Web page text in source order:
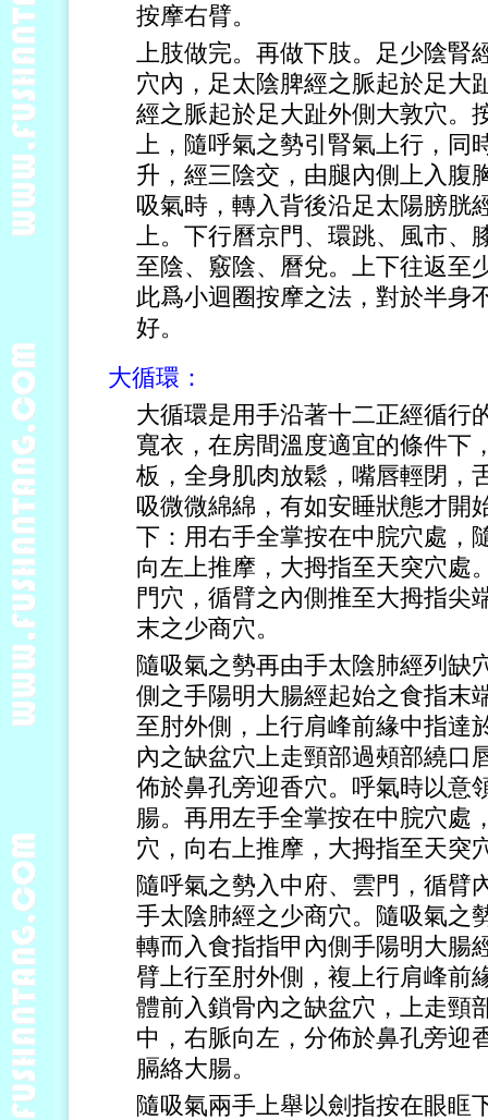
按摩右臂。
上肢做完。再做下肢。足少陰腎
穴內，足太陰脾經之脈起於足大
經之脈起於足大趾外側大敦穴。
上，隨呼氣之勢引腎氣上行，同
升，經三陰交，由腿內側上入腹
吸氣時，轉入背後沿足太陽膀胱
上。下行曆京門、環跳、風市、
至陰、竅陰、曆兌。上下往返至
此爲小迴圈按摩之法，對於半身
好。
大循環：
大循環是用手沿著十二正經循行
寬衣，在房間溫度適宜的條件下
板，全身肌肉放鬆，嘴唇輕閉，
吸微微綿綿，有如安睡狀態才開
下：用右手全掌按在中脘穴處，
向左上推摩，大拇指至天突穴處
門穴，循臂之內側推至大拇指尖
末之少商穴。
隨吸氣之勢再由手太陰肺經列缺
側之手陽明大腸經起始之食指末
至肘外側，上行肩峰前緣中指達
內之缺盆穴上走頸部過頰部繞口
佈於鼻孔旁迎香穴。呼氣時以意
腸。再用左手全掌按在中脘穴處
穴，向右上推摩，大拇指至天突
隨呼氣之勢入中府、雲門，循臂
手太陰肺經之少商穴。隨吸氣之
轉而入食指指甲內側手陽明大腸
臂上行至肘外側，複上行肩峰前
體前入鎖骨內之缺盆穴，上走頸
中，右脈向左，分佈於鼻孔旁迎
膈絡大腸。
隨吸氣兩手上舉以劍指按在眼眶